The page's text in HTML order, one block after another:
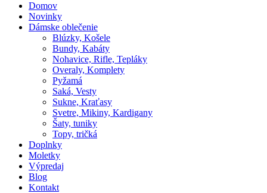
Domov
Novinky
Dámske oblečenie
Blúzky, Košele
Bundy, Kabáty
Nohavice, Rifle, Tepláky
Overaly, Komplety
Pyžamá
Saká, Vesty
Sukne, Kraťasy
Svetre, Mikiny, Kardigany
Šaty, tuniky
Topy, tričká
Doplnky
Moletky
Výpredaj
Blog
Kontakt